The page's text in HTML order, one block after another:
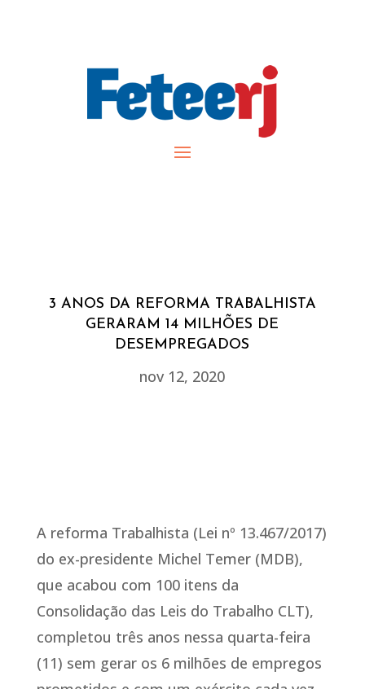
3 ANOS DA REFORMA TRABALHISTA
GERARAM 14 MILHÕES DE
DESEMPREGADOS
nov 12, 2020
A reforma Trabalhista (Lei nº 13.467/2017)
do ex-presidente Michel Temer (MDB),
que acabou com 100 itens da
Consolidação das Leis do Trabalho CLT),
completou três anos nessa quarta-feira
(11) sem gerar os 6 milhões de empregos